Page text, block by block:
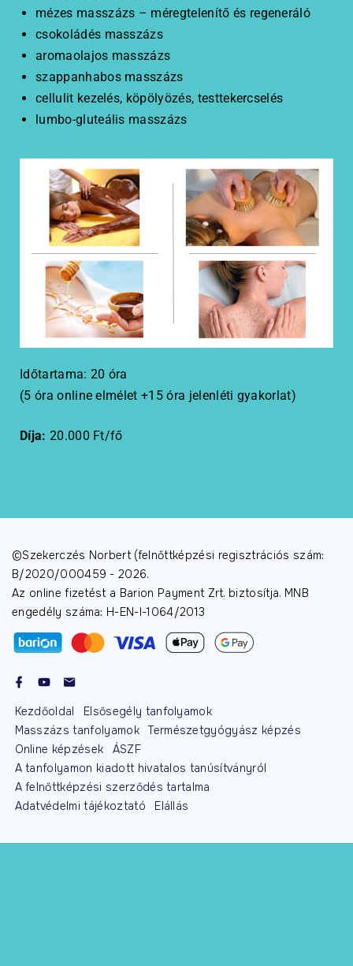
mézes masszázs – méregtelenítő és regeneráló
csokoládés masszázs
aromaolajos masszázs
szappanhabos masszázs
cellulit kezelés, köpölyözés, testtekercselés
lumbo-gluteális masszázs
Időtartama: 20 óra
(5 óra online elmélet +15 óra jelenléti gyakorlat)
Díja: 20.000 Ft/fő
©Szekerczés Norbert (felnőttképzési regisztrációs szám:
B/2020/000459 -2026.
Az online fizetést a Barion Payment Zrt. biztosítja. MNB
engedély száma: H-EN-I-1064/2013
Kezdőoldal
Elsősegély tanfolyamok
Masszázs tanfolyamok
Természetgyógyász képzés
Online képzések
ÁSZF
A tanfolyamon kiadott hivatalos tanúsítványról
A felnőttképzési szerződés tartalma
Adatvédelmi tájékoztató
Elállás